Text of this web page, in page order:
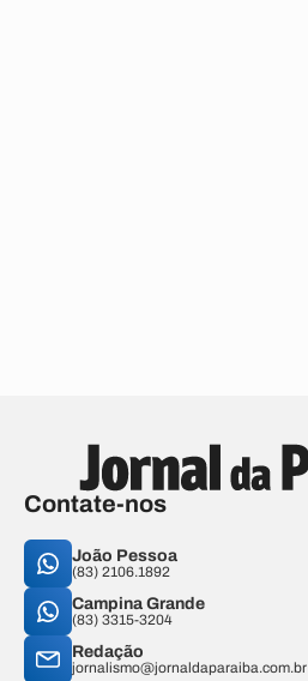
Contate-nos
João Pessoa
(83) 2106.1892
Campina Grande
(83) 3315-3204
Redação
jornalismo@jornaldaparaiba.com.br